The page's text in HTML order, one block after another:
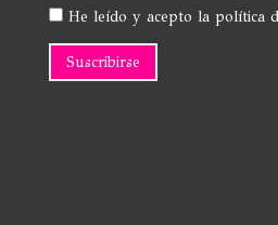
He leído y acepto la política